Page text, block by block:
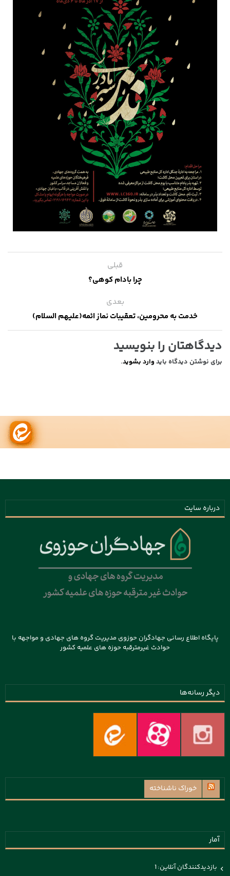
قبلی
چرا بادام کوهی؟
بعدی
خدمت به محرومین، تعقیبات نماز ائمه(علیهم السلام)
دیدگاهتان را بنویسید
برای نوشتن دیدگاه باید وارد بشوید.
درباره سایت
پایگاه اطلاع رسانی جهادگران حوزوی مدیریت گروه های جهادی و مواجهه با
حوادث غیرمترقبه حوزه های علمیه کشور
دیگر رسانه‌ها
خوراک ناشناخته
آمار
بازدیدکنندگان آنلاین:1